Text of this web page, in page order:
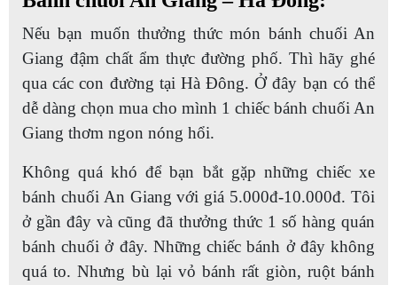
Nếu bạn muốn thưởng thức món bánh chuối An
Giang đậm chất ẩm thực đường phố. Thì hãy ghé
qua các con đường tại Hà Đông. Ở đây bạn có thể
dễ dàng chọn mua cho mình 1 chiếc bánh chuối An
Giang thơm ngon nóng hổi.
Không quá khó để bạn bắt gặp những chiếc xe
bánh chuối An Giang với giá 5.000đ-10.000đ. Tôi
ở gần đây và cũng đã thưởng thức 1 số hàng quán
bánh chuối ở đây. Những chiếc bánh ở đây không
quá to. Nhưng bù lại vỏ bánh rất giòn, ruột bánh